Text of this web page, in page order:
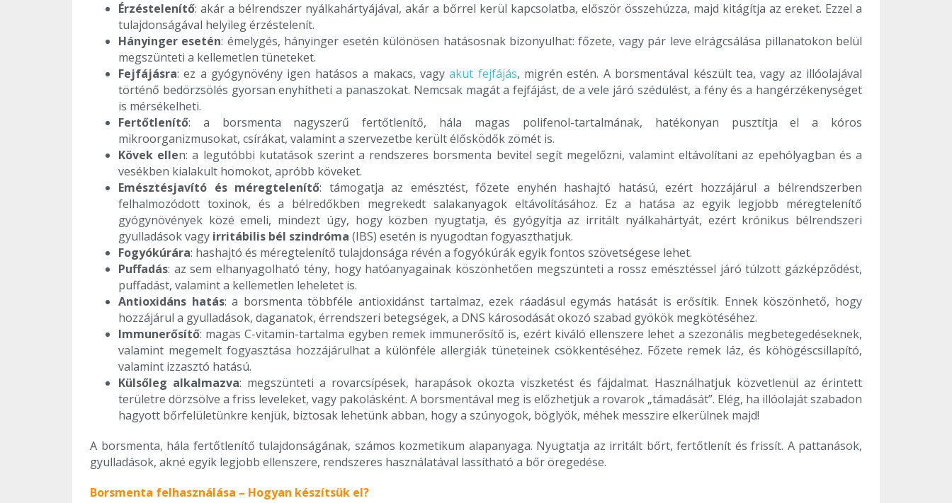
Érzéstelenítő: akár a bélrendszer nyálkahártyájával, akár a bőrrel kerül kapcsolatba, először összehúzza, majd kitágítja az ereket. Ezzel a
tulajdonságával helyileg érzéstelenít.
Hányinger esetén: émelygés, hányinger esetén különösen hatásosnak bizonyulhat: főzete, vagy pár leve elrágcsálása pillanatokon belül
megszünteti a kellemetlen tüneteket.
Fejfájásra: ez a gyógynövény igen hatásos a makacs, vagyakut fejfájás, migrén estén. A borsmentával készült tea, vagy az illóolajával
történő bedörzsölés gyorsan enyhítheti a panaszokat. Nemcsak magát a fejfájást, de a vele járó szédülést, a fény és a hangérzékenységet
is mérsékelheti.
Fertőtlenítő: a borsmenta nagyszerű fertőtlenítő, hála magas polifenol-tartalmának, hatékonyan pusztítja el a kóros
mikroorganizmusokat, csírákat, valamint a szervezetbe került élősködők zömét is.
Kövek ellen: a legutóbbi kutatások szerint a rendszeres borsmenta bevitel segít megelőzni, valamint eltávolítani az epehólyagban és a
vesékben kialakult homokot, apróbb köveket.
Emésztésjavító és méregtelenítő: támogatja az emésztést, főzete enyhén hashajtó hatású, ezért hozzájárul a bélrendszerben
felhalmozódott toxinok, és a bélredőkben megrekedt salakanyagok eltávolításához. Ez a hatása az egyik legjobb méregtelenítő
gyógynövények közé emeli, mindezt úgy, hogy közben nyugtatja, és gyógyítja az irritált nyálkahártyát, ezért krónikus bélrendszeri
gyulladások vagy irritábilis bél szindróma (IBS) esetén is nyugodtan fogyaszthatjuk.
Fogyókúrára: hashajtó és méregtelenítő tulajdonsága révén a fogyókúrák egyik fontos szövetségese lehet.
Puffadás: az sem elhanyagolható tény, hogy hatóanyagainak köszönhetően megszünteti a rossz emésztéssel járó túlzott gázképződést,
puffadást, valamint a kellemetlen leheletet is.
Antioxidáns hatás: a borsmenta többféle antioxidánst tartalmaz, ezek ráadásul egymás hatását is erősítik. Ennek köszönhető, hogy
hozzájárul a gyulladások, daganatok, érrendszeri betegségek, a DNS károsodását okozó szabad gyökök megkötéséhez.
Immunerősítő: magas C-vitamin-tartalma egyben remek immunerősítő is, ezért kiváló ellenszere lehet a szezonális megbetegedéseknek,
valamint megemelt fogyasztása hozzájárulhat a különféle allergiák tüneteinek csökkentéséhez. Főzete remek láz, és köhögéscsillapító,
valamint izzasztó hatású.
Külsőleg alkalmazva: megszünteti a rovarcsípések, harapások okozta viszketést és fájdalmat. Használhatjuk közvetlenül az érintett
területre dörzsölve a friss leveleket, vagy pakolásként. A borsmentával meg is előzhetjük a rovarok „támadását”. Elég, ha illóolaját szabadon
hagyott bőrfelületünkre kenjük, biztosak lehetünk abban, hogy a szúnyogok, böglyök, méhek messzire elkerülnek majd!
A borsmenta, hála fertőtlenítő tulajdonságának, számos kozmetikum alapanyaga. Nyugtatja az irritált bőrt, fertőtlenít és frissít. A pattanások,
gyulladások, akné egyik legjobb ellenszere, rendszeres használatával lassítható a bőr öregedése.
Borsmenta felhasználása – Hogyan készítsük el?